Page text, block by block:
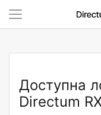
Доступна
Directum